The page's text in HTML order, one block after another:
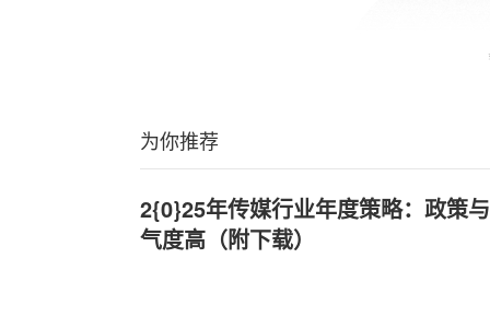
为你推荐
2{0}25年传媒行业年度策略：政策
气度高（附下载）